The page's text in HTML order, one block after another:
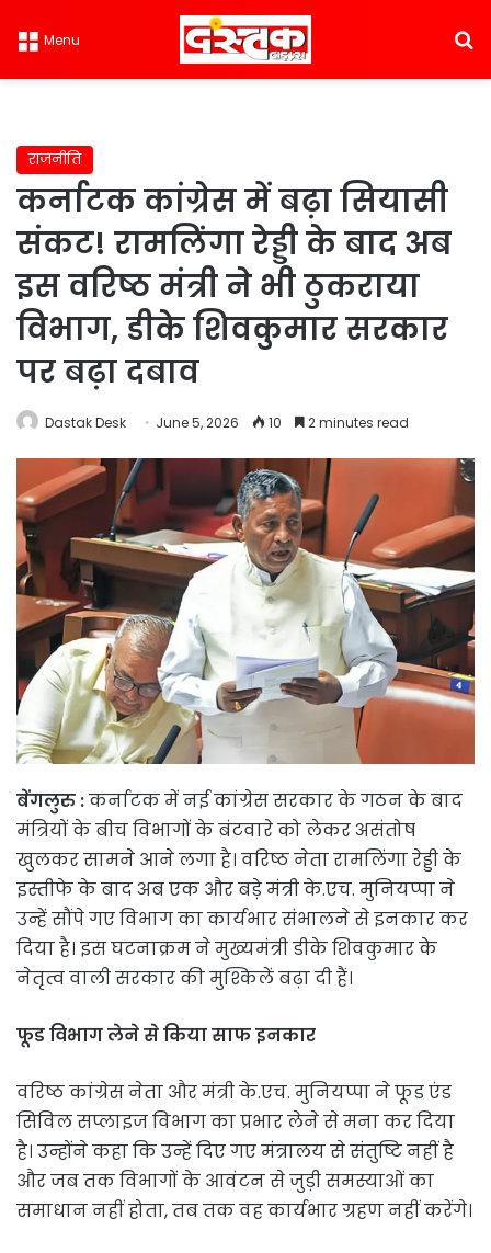
Menu
राजनीति
कर्नाटक कांग्रेस में बढ़ा सियासी
संकट! रामलिंगा रेड्डी के बाद अब
इस वरिष्ठ मंत्री ने भी ठुकराया
विभाग, डीके शिवकुमार सरकार
पर बढ़ा दबाव
Dastak Desk June 5, 2026 10 2 minutes read
बेंगलुरु :कर्नाटक में नई कांग्रेस सरकार के गठन के बाद
मंत्रियों के बीच विभागों के बंटवारे को लेकर असंतोष
खुलकर सामने आने लगा है। वरिष्ठ नेता रामलिंगा रेड्डी के
इस्तीफे के बाद अब एक और बड़े मंत्री के.एच. मुनियप्पा ने
उन्हें सौंपे गए विभाग का कार्यभार संभालने से इनकार कर
दिया है। इस घटनाक्रम ने मुख्यमंत्री डीके शिवकुमार के
नेतृत्व वाली सरकार की मुश्किलें बढ़ा दी हैं।
फूड विभाग लेने से किया साफ इनकार
वरिष्ठ कांग्रेस नेता और मंत्री के.एच. मुनियप्पा ने फूड एंड
सिविल सप्लाइज विभाग का प्रभार लेने से मना कर दिया
है। उन्होंने कहा कि उन्हें दिए गए मंत्रालय से संतुष्टि नहीं है
और जब तक विभागों के आवंटन से जुड़ी समस्याओं का
समाधान नहीं होता, तब तक वह कार्यभार ग्रहण नहीं करेंगे।